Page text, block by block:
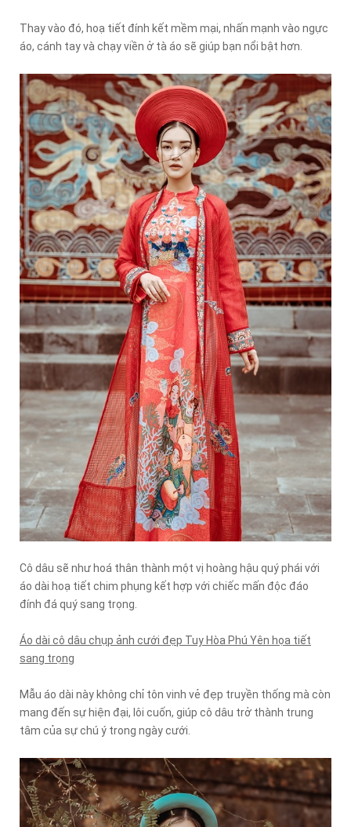
Thay vào đó, hoạ tiết đính kết mềm mại, nhấn mạnh vào ngực
áo, cánh tay và chạy viền ở tà áo sẽ giúp bạn nổi bật hơn.
Cô dâu sẽ như hoá thân thành một vị hoàng hậu quý phái với
áo dài hoạ tiết chim phụng kết hợp với chiếc mấn độc đáo
đính đá quý sang trọng.
Áo dài cô dâu chụp ảnh cưới đẹp Tuy Hòa Phú Yên họa tiết
sang trọng
Mẫu áo dài này không chỉ tôn vinh vẻ đẹp truyền thống mà còn
mang đến sự hiện đại, lôi cuốn, giúp cô dâu trở thành trung
tâm của sự chú ý trong ngày cưới.